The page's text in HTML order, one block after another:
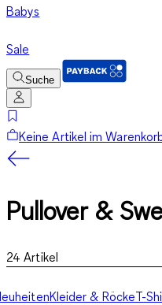
Babys
Sale
Suche
Keine Artikel im
Pullover &
24 Artikel
Kleider & RöckeT-